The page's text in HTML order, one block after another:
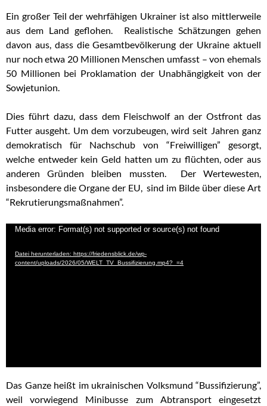
Ein großer Teil der wehrfähigen Ukrainer ist also mittlerweile
aus dem Land geflohen. Realistische Schätzungen gehen
davon aus, dass die Gesamtbevölkerung der Ukraine aktuell
nur noch etwa 20 Millionen Menschen umfasst – von ehemals
50 Millionen bei Proklamation der Unabhängigkeit von der
Sowjetunion.
Dies führt dazu, dass dem Fleischwolf an der Ostfront das
Futter ausgeht. Um dem vorzubeugen, wird seit Jahren ganz
demokratisch für Nachschub von “Freiwilligen” gesorgt,
welche entweder kein Geld hatten um zu flüchten, oder aus
anderen Gründen bleiben mussten. Der Wertewesten,
insbesondere die Organe der EU, sind im Bilde über diese Art
“Rekrutierungsmaßnahmen”.
Video-
Media error: Format(s) not supported or source(s) not found
Datei herunterladen: https://friedensblick.de/wp-
content/uploads/2026/05/WELT_TV_Bussifizierung.mp4?_=4
Das Ganze heißt im ukrainischen Volksmund “Bussifizierung”,
weil vorwiegend Minibusse zum Abtransport eingesetzt